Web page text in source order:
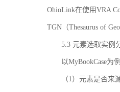
OhioLink在使用VRA
TGN（Thesaurus of
5.3 元素选取实例
以MyBookCase为
（1）元素是否